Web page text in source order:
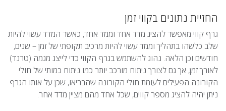
החזיית נתונים בקווי זמן
גרף קווי מאפשר להציג מדד אחד וממד אחד, כאשר המדד עשוי להיות
שלב כלשהו בתהליך וממד עשוי להיות מרכיב תקופתי של זמן – שנים,
חודשים וכן הלאה. נהוג להשתמש בגרף הקווי כדי לייצג מגמה (טרנד)
לאורך זמן, אך גם לצורך ניתוח מורכב יותר כמו ניתוח כמותי של חולי
הקורונה הפעילים לעומת חולי הקורונה שהבריאו, שכן על אותו הגרף
ניתן יהיה להציג מספר קווים, שכל אחד מהם מציין מדד אחר.